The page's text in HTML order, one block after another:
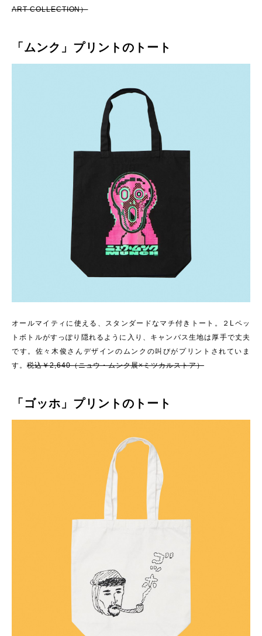
ART COLLECTION）
「ムンク」プリントのトート
オールマイティに使える、スタンダードなマチ付きトート。２Lペッ
トボトルがすっぽり隠れるように入り、キャンバス生地は厚手で丈夫
です。佐々木俊さんデザインのムンクの叫びがプリントされていま
す。 税込￥2,640（ニュウ・ムンク展×ミツカルストア）
「ゴッホ」プリントのトート